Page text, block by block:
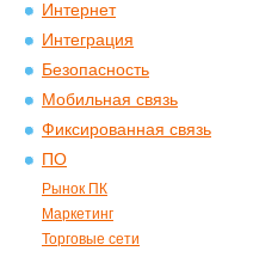
Интернет
Интеграция
Безопасность
Мобильная связь
Фиксированная связь
ПО
Рынок ПК
Маркетинг
Торговые сети